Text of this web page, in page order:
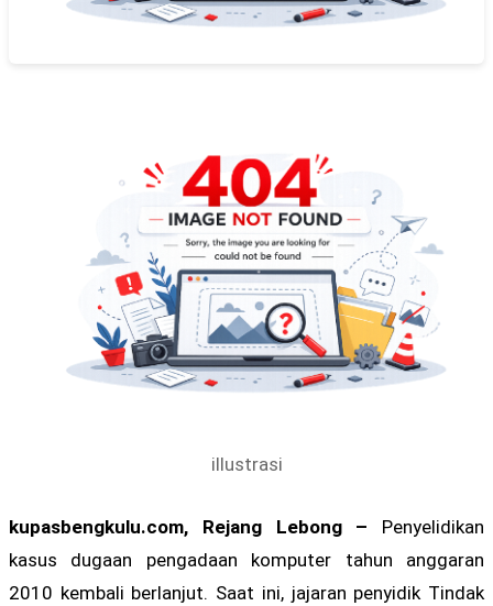
illustrasi
kupasbengkulu.com, Rejang Lebong – Penyelidikan
kasus dugaan pengadaan komputer tahun anggaran
2010 kembali berlanjut. Saat ini, jajaran penyidik Tindak